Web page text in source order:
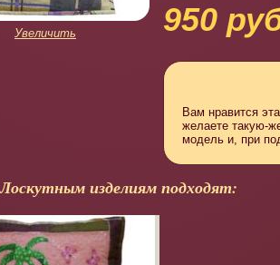
Увеличить 950
Вам нравится
желаете такую-
модель и, при
изделиям подходят: